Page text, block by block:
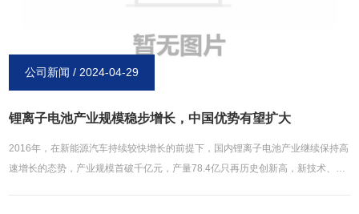
公司新闻 / 2024-04-29
锂离子电池产业规模稳步增长，中国优势有望扩大
2016年，在新能源汽车持续较快增长的前提下，国内锂离子电池产业继续保持高
速增长的态势，产业规模首破千亿元，产量78.4亿只再历史创新高，新技术、新